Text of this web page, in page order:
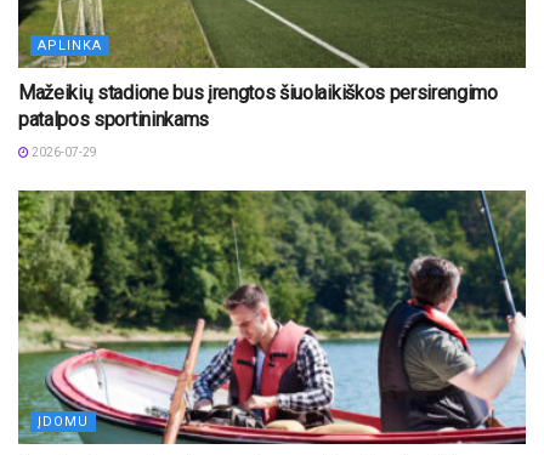
APLINKA
Mažeikių stadione bus įrengtos šiuolaikiškos persirengimo
patalpos sportininkams
2026-07-29
ĮDOMU